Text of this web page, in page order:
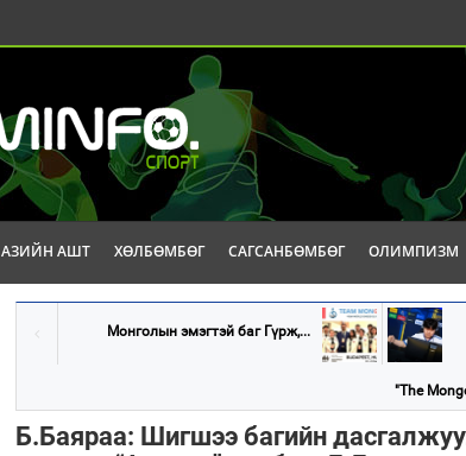
АЗИЙН АШТ ХӨЛБӨМБӨГ САГСАНБӨМБӨГ ОЛИМПИЗМ
Монголын эмэгтэй баг Гүрж,...
"The
Б.Баяраа: Шигшээ багийн